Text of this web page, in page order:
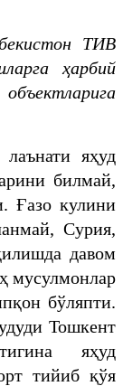
ТИВ
ҳарбий
яҳуд
билмай,
Ғазо кулини
Сурия,
давом
мусулмонлар
бўляпти.
Тошкент
яҳуд
тийиб қўя